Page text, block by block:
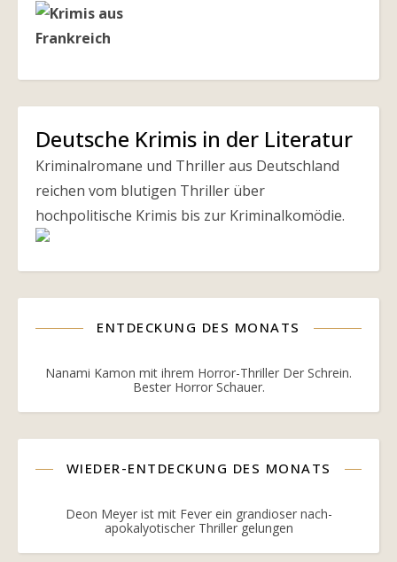
Deutsche Krimis in der Literatur
Kriminalromane und Thriller aus Deutschland
reichen vom blutigen Thriller über
hochpolitische Krimis bis zur Kriminalkomödie.
ENTDECKUNG DES MONATS
Nanami Kamon mit ihrem Horror-Thriller Der Schrein.
Bester Horror Schauer.
WIEDER-ENTDECKUNG DES MONATS
Deon Meyer ist mit Fever ein grandioser nach-
apokalyotischer Thriller gelungen